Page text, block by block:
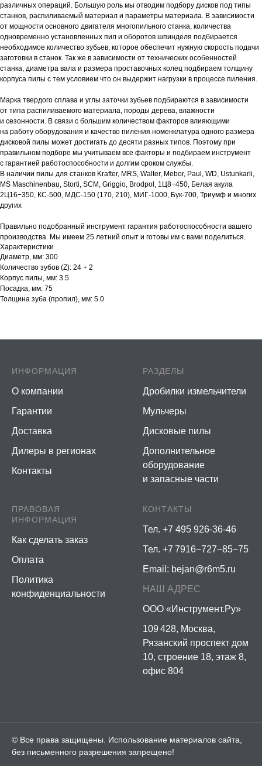
различных операций. Большую роль мы отводим подбору дисков под типы
станков, распиливаемый материал и параметры материала. В зависимости
от мощности основного двигателя многопильного станка, количества
одновременно установленных пил и оборотов шпинделя подбирается
необходимое количество зубьев, которое обеспечит нужную скорость подачи
заготовки в станок. Так же в зависимости от технических особенностей
станка, диаметра вала и размера проставочных колец подбираем толщину
корпуса пилы с тем условием что он выдержит нагрузки в процессе пиления.
Марка твердого сплава и углы заточки зубьев подбираются в зависимости
от типа распиливаемого материала, породы дерева, влажности
и сезонности. В связи с большим количеством факторов влияющими
на работу оборудования и качество пиления номенклатура одного размера
дисковой пилы может достигать до десяти разных типов. Поэтому при
правильном подборе мы учитываем все факторы и подбираем инструмент
с гарантией работоспособности и долгим сроком службы.
В наличии пилы для станков Krafter, MRS, Walter, Mebor, Paul, WD, Ustunkarli,
MS Maschinenbau, Storti, SCM, Griggio, Brodpol, 1Ц8−450, Белая акула
2Ц16−350, КС-500, МДС-150 (170, 210), МИГ-1000, Бук-700, Триумф и многих
других
Правильно подобранный инструмент гарантия работоспособности вашего
производства. Мы имеем 25 летний опыт и готовы им с вами поделиться.
Характеристики
Диаметр, мм: 300
Количество зубов (Z): 24 + 2
Корпус пилы, мм: 3.5
Посадка, мм: 75
Толщина зуба (пропил), мм: 5.0
ИНФОРМАЦИЯ
О компании
Гарантии
Доставка
Дилеры в регионах
Контакты
РАЗДЕЛЫ
Дробилки измельчители
Мульчеры
Дисковые пилы
Дополнительное
оборудование
и запасные части
ПРАВОВАЯ
ИНФОРМАЦИЯ
Как сделать заказ
Оплата
Политика
конфиденциальности
КОНТАКТЫ
Тел. +7 495 926-36-46
Тел. +7 7916−727−85−75
Email: bejan@r6m5.ru
НАШ АДРЕС
ООО «Инструмент.Ру»
109 428, Москва,
Рязанский проспект дом
10, строение 18, этаж 8,
офис 804
© Все права защищены. Использование материалов сайта,
без письменного разрешения запрещено!